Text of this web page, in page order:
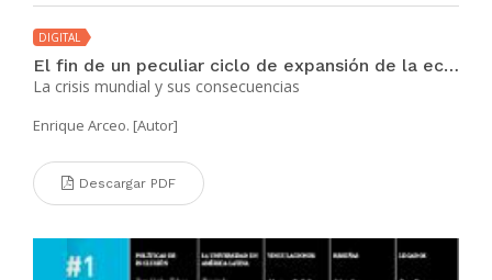
DIGITAL
El fin de un peculiar ciclo de expansión de la economía norteamericana
La crisis mundial y sus consecuencias
Enrique Arceo. [Autor]
Descargar PDF